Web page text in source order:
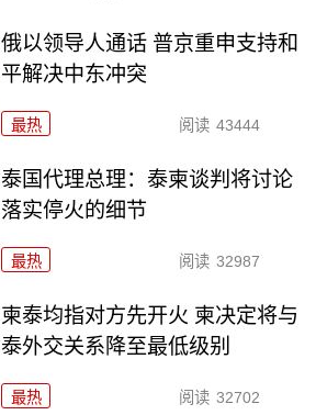
俄以领导人通话 普京重申支持和
平解决中东冲突
最热 阅读 43444
泰国代理总理：泰柬谈判将讨论
落实停火的细节
最热 阅读 32987
柬泰均指对方先开火 柬决定将与
泰外交关系降至最低级别
最热 阅读 32702